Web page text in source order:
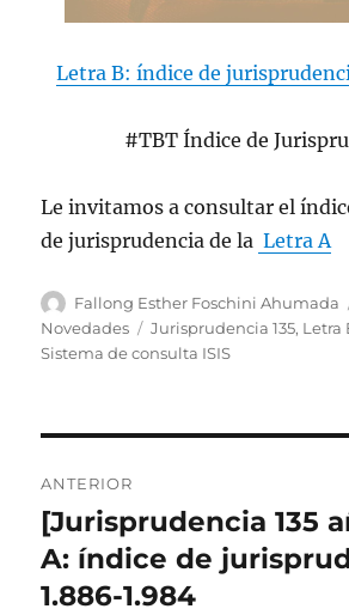
Letra B: índice de
#TBT Índice de
Le invitamos a consultar el
dejurisprudencia de la Letra A
Autor
Fallong Esther Foschini Ahumada
Novedades
Etiquetas
Jurisprudencia 135, Letra
Sistema de consulta ISIS
de
entradas
ANTERIOR
Entrada
anterior:
[Jurisprudencia 135
A: índice de
1.886-1.984